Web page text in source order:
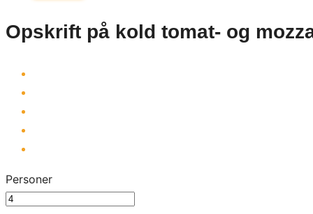
Opskrift på kold tomat- og
Personer